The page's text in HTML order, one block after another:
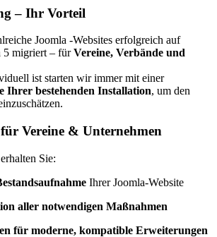
– Ihr Vorteil
Joomla -Websites erfolgreich auf
5 migriert – fürVereine, Verbände und
ist starten wir immer mit einer
Ihrer bestehenden Installation, um den
Vereine & Unternehmen
Sie:
Ihrer Joomla-Website
aller notwendigen Maßnahmen
für moderne, kompatible Erweiterungen